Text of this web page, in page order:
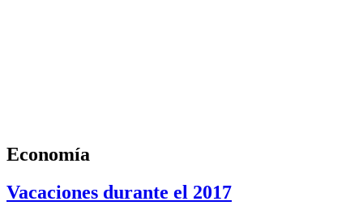
Economía
Vacaciones durante el 2017